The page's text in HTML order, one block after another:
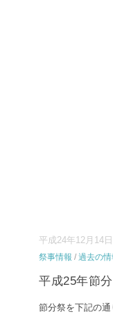
平成24年12月14日
祭事情報 / 過去の情
平成25年節
節分祭を下記の通